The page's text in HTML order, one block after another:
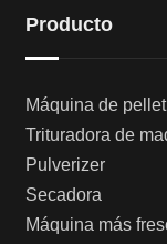
Producto
Máquina de pellet
Trituradora de
Pulverizer
Secadora
Máquina más